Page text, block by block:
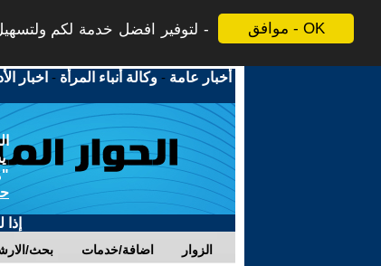
موافق - OK
لتوفير افضل خدمة لكم
أخبار عامة -وكالة أنباء المرأة - اخبار
بحث/ اضافة/خدمات الزوار